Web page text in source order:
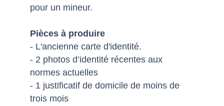
pour un mineur.
Pièces à produire
- L'ancienne carte d'identité.
- 2 photos d’identité récentes aux
normes actuelles
- 1 justificatif de domicile de moins de
trois mois